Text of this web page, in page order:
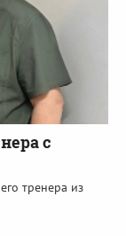
с
тренера из